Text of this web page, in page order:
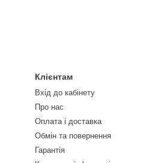
Клієнтам
Вхід до кабінету
Про нас
Оплата і доставка
Обмін та повернення
Гарантія